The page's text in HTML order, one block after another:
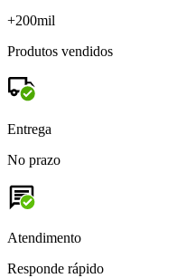
+200mil
Produtos vendidos
Entrega
No prazo
Atendimento
Responde rápido